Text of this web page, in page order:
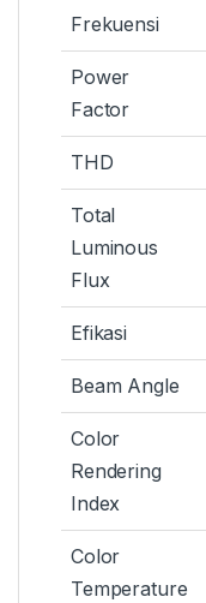
Frekuensi
Power
Factor
THD
Total
Luminous
Flux
Efikasi
Beam Angle
Color
Rendering
Index
Color
Temperature